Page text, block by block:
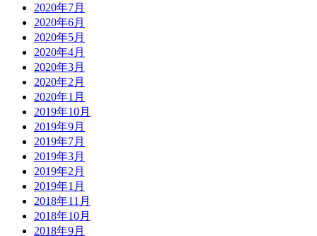
2020年7月
2020年6月
2020年5月
2020年4月
2020年3月
2020年2月
2020年1月
2019年10月
2019年9月
2019年7月
2019年3月
2019年2月
2019年1月
2018年11月
2018年10月
2018年9月